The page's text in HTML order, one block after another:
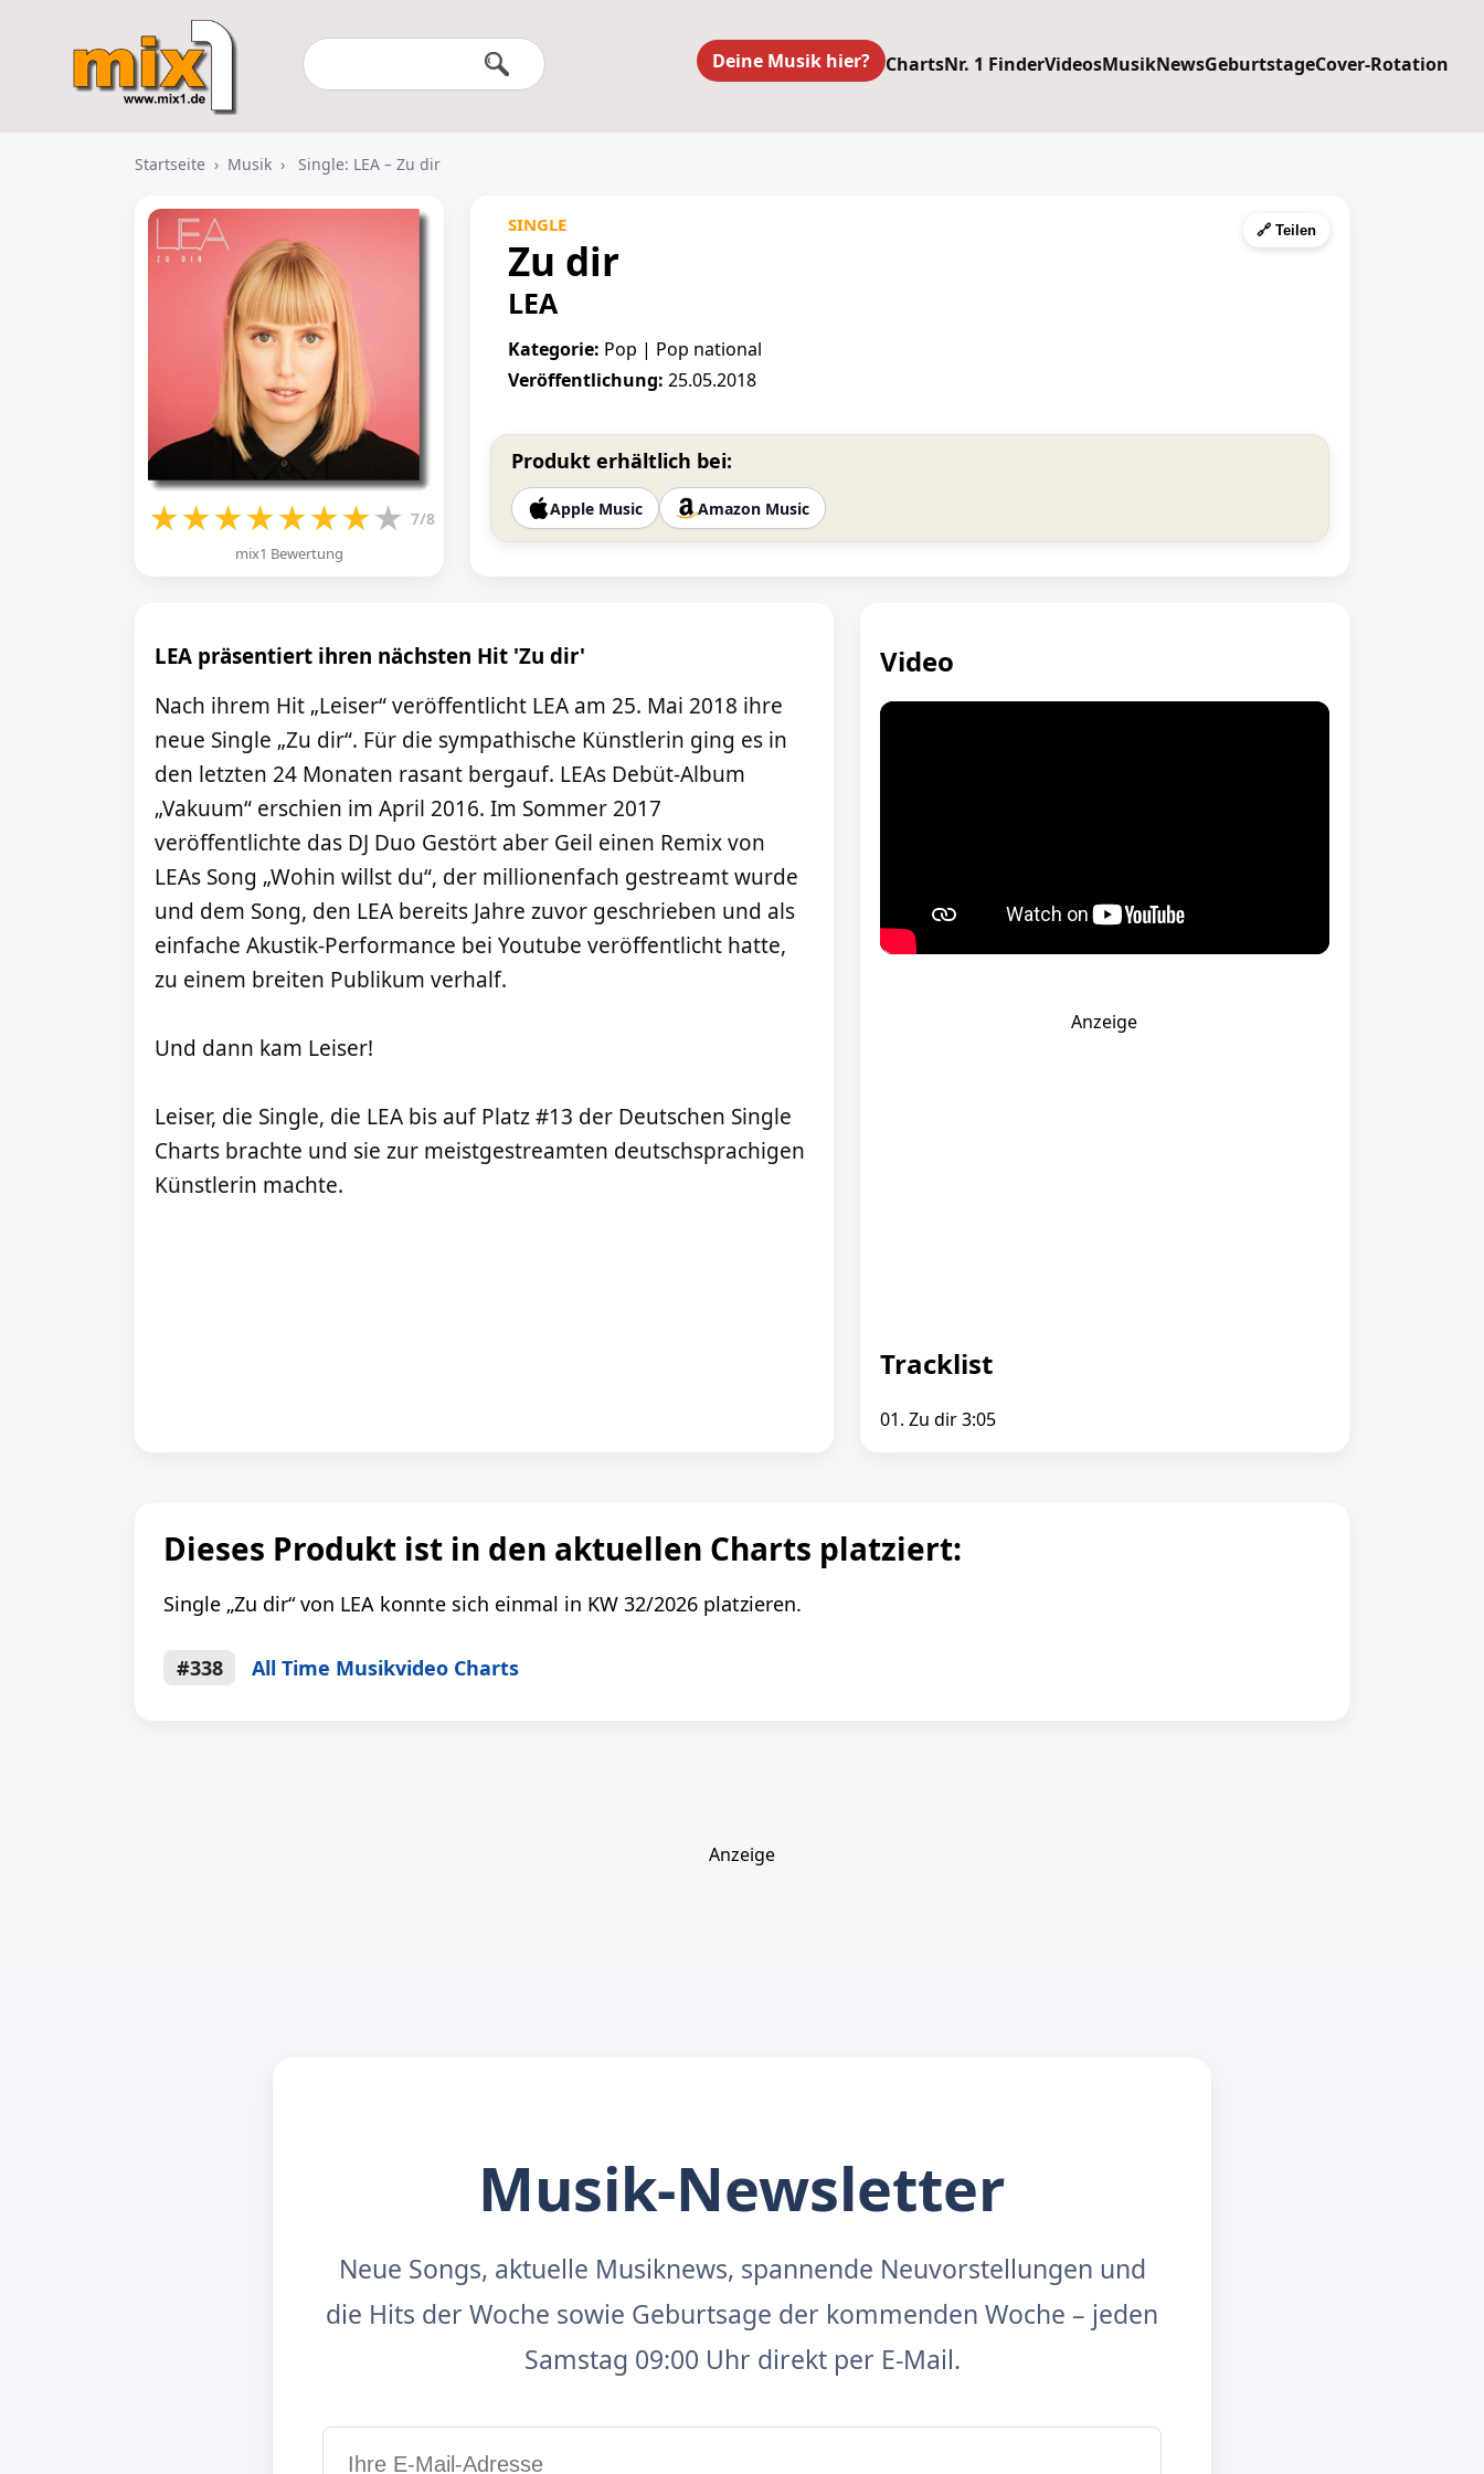
Deine Musik hier? ChartsNr. 1 FinderVideosMusikNewsGeburtstageCover-Rotation
Startseite › Musik › Single: LEA – Zu dir
★★★★★★★★ 7/8
mix1 Bewertung
🔗 Teilen
SINGLE
Zu dir
LEA
Kategorie: Pop | Pop national
Veröffentlichung: 25.05.2018
Produkt erhältlich bei:
Apple Music Amazon Music
LEA präsentiert ihren nächsten Hit 'Zu dir'
Nach ihrem Hit „Leiser“ veröffentlicht LEA am 25. Mai 2018 ihre
neue Single „Zu dir“. Für die sympathische Künstlerin ging es in
den letzten 24 Monaten rasant bergauf. LEAs Debüt-Album
„Vakuum“ erschien im April 2016. Im Sommer 2017
veröffentlichte das DJ Duo Gestört aber Geil einen Remix von
LEAs Song „Wohin willst du“, der millionenfach gestreamt wurde
und dem Song, den LEA bereits Jahre zuvor geschrieben und als
einfache Akustik-Performance bei Youtube veröffentlicht hatte,
zu einem breiten Publikum verhalf.
Und dann kam Leiser!
Leiser, die Single, die LEA bis auf Platz #13 der Deutschen Single
Charts brachte und sie zur meistgestreamten deutschsprachigen
Künstlerin machte.
Video
Anzeige
Tracklist
01. Zu dir 3:05
Dieses Produkt ist in den aktuellen Charts platziert:
Single „Zu dir“ von LEA konnte sich einmal in KW 32/2026 platzieren.
#338 All Time Musikvideo Charts
Anzeige
Musik-Newsletter
Neue Songs, aktuelle Musiknews, spannende Neuvorstellungen und
die Hits der Woche sowie Geburtsage der kommenden Woche – jeden
Samstag 09:00 Uhr direkt per E-Mail.